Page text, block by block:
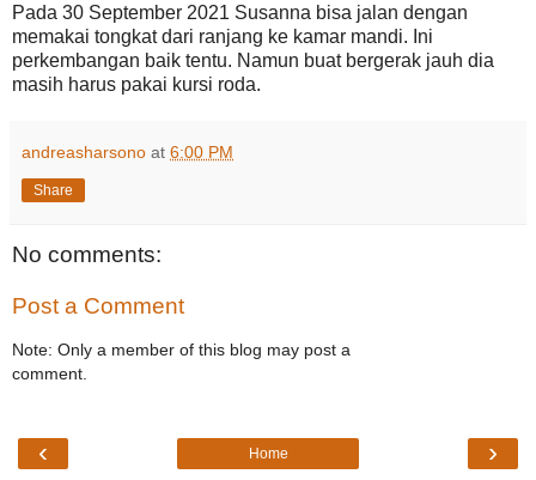
Pada 30 September 2021 Susanna bisa jalan dengan
memakai tongkat dari ranjang ke kamar mandi. Ini
perkembangan baik tentu. Namun buat bergerak jauh dia
masih harus pakai kursi roda.
andreasharsono at 6:00 PM
Share
No comments:
Post a Comment
Note: Only a member of this blog may post a
comment.
‹ ›
Home